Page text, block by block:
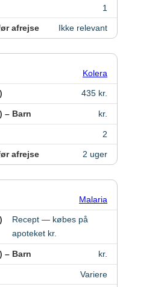
1
afrejse Ikke relevant
Kolera
435 kr.
– Barn kr.
2
afrejse 2 uger
Malaria
Recept — købes på
apoteket kr.
– Barn kr.
Variere